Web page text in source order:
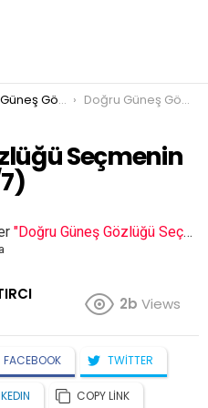
Seçmenin Püf Noktaları Doğru Güneş Gözlüğü Seçmenin Püf Noktaları
Seçmenin
"Doğru Güneş Gözlüğü Seçmenin Püf Noktaları"
2b Views
FACEBOOK TWITTER
COPY LINK